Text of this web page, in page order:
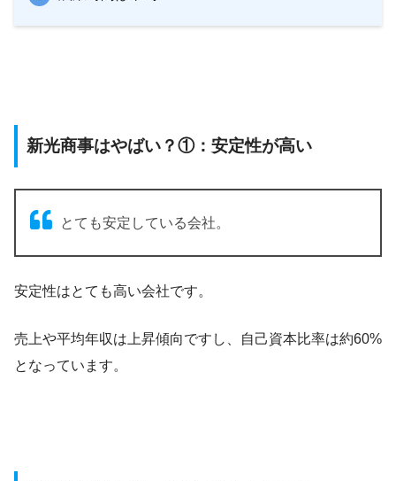
新光商事はやばい？①：安定性が高い
とても安定している会社。
安定性はとても高い会社です。
売上や平均年収は上昇傾向ですし、自己資本比率は約60%
となっています。